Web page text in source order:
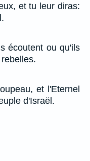
et tu leur diras:
écoutent ou qu'ils
et l'Eternel
d'Israël.